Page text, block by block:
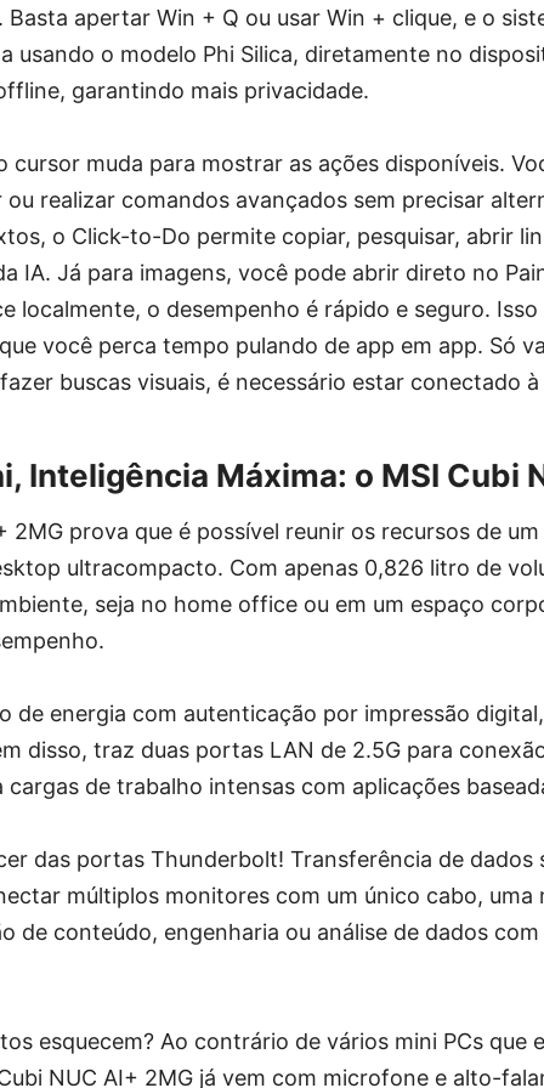
apertar Win + Q ou usar Win + clique, e o
usando o modelo Phi Silica, diretamente no
garantindo mais privacidade.
cursor muda para mostrar as ações disponíveis.
realizar comandos avançados sem precisar
o Click-to-Do permite copiar, pesquisar, abrir
IA. Já para imagens, você pode abrir direto no
localmente, o desempenho é rápido e seguro.
você perca tempo pulando de app em app. Só
buscas visuais, é necessário estar conectado
Inteligência Máxima: o MSI Cubi
2MG prova que é possível reunir os recursos de
ultracompacto. Com apenas 0,826 litro de
seja no home office ou em um espaço
de energia com autenticação por impressão
disso, traz duas portas LAN de 2.5G para
de trabalho intensas com aplicações
das portas Thunderbolt! Transferência de dados
múltiplos monitores com um único cabo, uma
de conteúdo, engenharia ou análise de dados
esquecem? Ao contrário de vários mini PCs que
NUC AI+ 2MG já vem com microfone e alto-